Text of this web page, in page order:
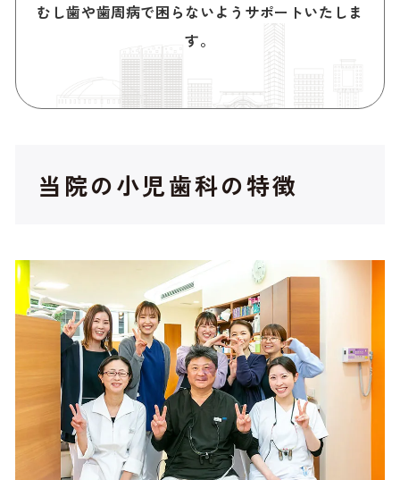
むし歯や歯周病で困らないようサポートいたしま
す。
当院の小児歯科の特徴